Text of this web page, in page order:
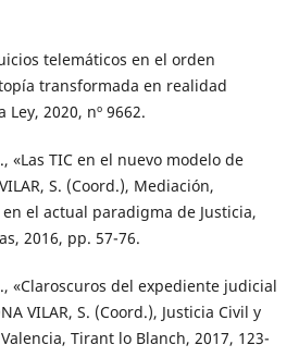
telemáticos en el orden
transformada en realidad
2020, nº 9662.
«Las TIC en el nuevo modelo de
S. (Coord.), Mediación,
el actual paradigma de Justicia,
2016, pp. 57-76.
«Claroscuros del expediente judicial
VILAR, S. (Coord.), Justicia Civil y
Tirant lo Blanch, 2017, 123-